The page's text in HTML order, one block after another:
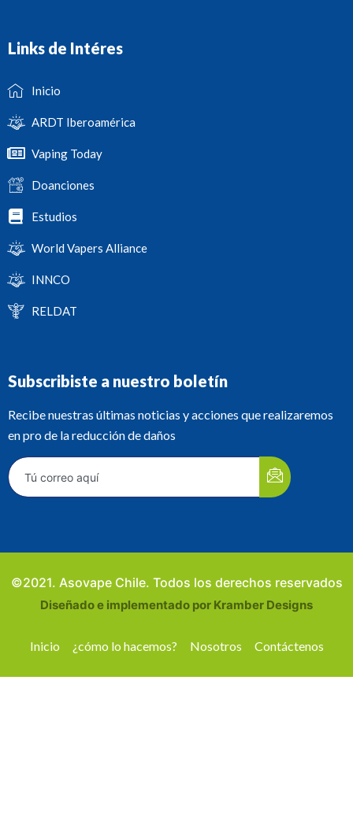
Links de Intéres
Inicio
ARDT Iberoamérica
Vaping Today
Doanciones
Estudios
World Vapers Alliance
INNCO
RELDAT
Subscribiste a nuestro boletín
Recibe nuestras últimas noticias y acciones que realizaremos
en pro de la reducción de daños
©2021. Asovape Chile. Todos los derechos reservados
Diseñado e implementado por Kramber Designs
Inicio ¿cómo lo hacemos? Nosotros Contáctenos